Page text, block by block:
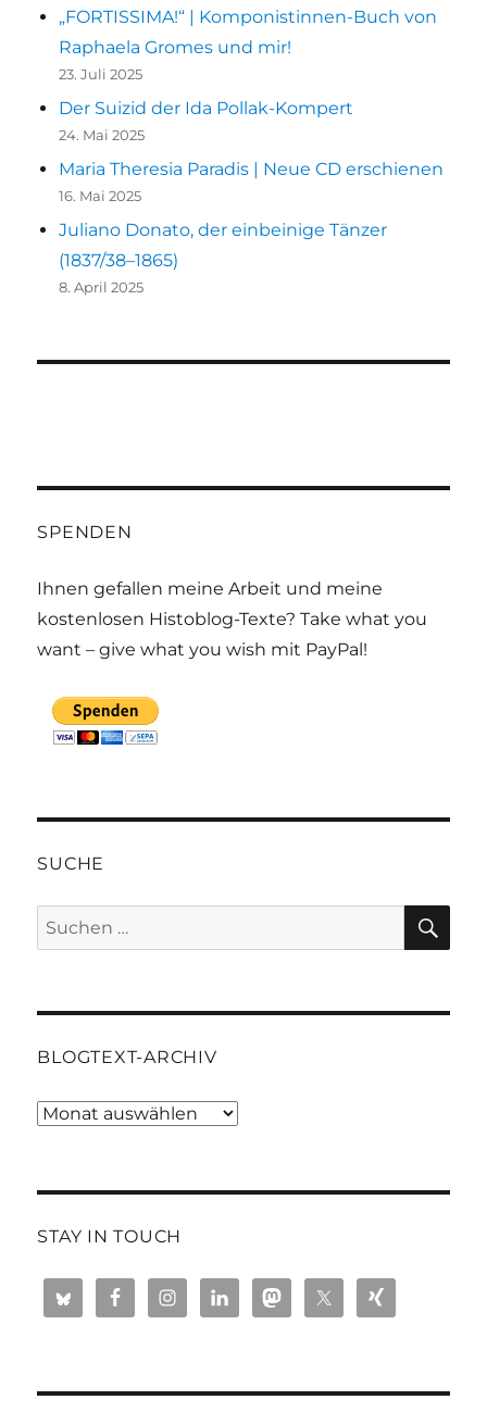
„FORTISSIMA!“ | Komponistinnen-Buch von
Raphaela Gromes und mir!
23. Juli 2025
Der Suizid der Ida Pollak-Kompert
24. Mai 2025
Maria Theresia Paradis | Neue CD erschienen
16. Mai 2025
Juliano Donato, der einbeinige Tänzer
(1837/38–1865)
8. April 2025
SPENDEN
Ihnen gefallen meine Arbeit und meine
kostenlosen Histoblog-Texte? Take what you
want – give what you wish mit PayPal!
SUCHE
Suchen
nach:
BLOGTEXT-ARCHIV
Blogtext-
STAY IN TOUCH